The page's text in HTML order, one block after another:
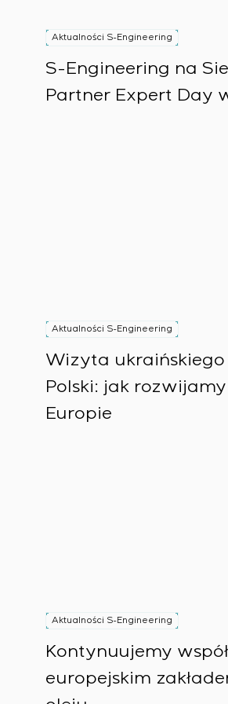
Aktualności S-Engineering
S-Engineering na
Partner Expert Day
Aktualności S-Engineering
Wizyta ukraińskiego
Polski: jak
Europie
Aktualności S-Engineering
Kontynuujemy
europejskim